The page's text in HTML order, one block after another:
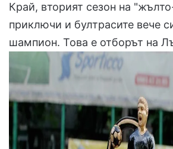
Край, вторият сезон на
приключи и бултрасите вече
шампион. Това е отборът на